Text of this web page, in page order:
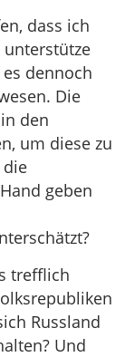
dass ich
unterstütze
dennoch
Die
den
um diese zu
geben
trefflich
Russland
Und